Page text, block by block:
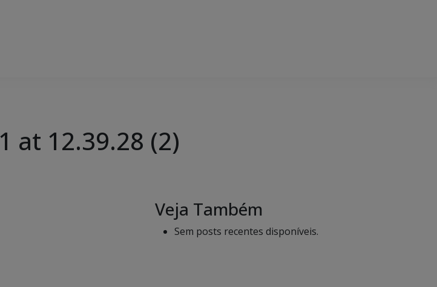
at 12.39.28 (2)
Veja Também
Sem posts recentes disponíveis.